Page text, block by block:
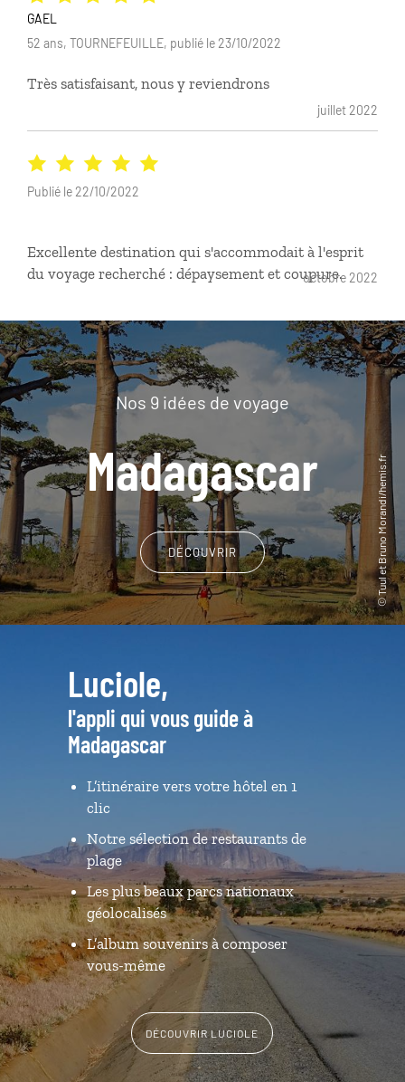
Très satisfaisant, nous y reviendrons
juillet 2022
GAEL
52 ans, TOURNEFEUILLE, publié le 23/10/2022
Excellente destination qui s'accommodait à l'esprit
du voyage recherché : dépaysement et coupure.
octobre 2022
Publié le 22/10/2022
Nos 9 idées de voyage
Madagascar
DÉCOUVRIR
Luciole,
l'appli qui vous guide à
Madagascar
L’itinéraire vers votre hôtel en 1
clic
Notre sélection de restaurants de
plage
Les plus beaux parcs nationaux
géolocalisés
L’album souvenirs à composer
vous-même
DÉCOUVRIR LUCIOLE